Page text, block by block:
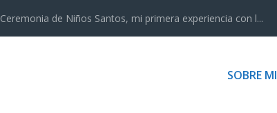
Ceremonia de Niños Santos, mi primera experiencia con l...
SOBRE MI